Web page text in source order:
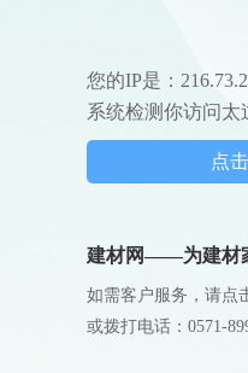
您的IP是：
系统检测你访问太
点
建材网——为建材
如需客户服务，请点
或拨打电话：0571-